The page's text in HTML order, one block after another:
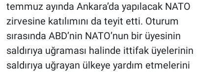
temmuz ayında Ankara’da yapılacak NATO
zirvesine katılımını da teyit etti. Oturum
sırasında ABD’nin NATO’nun bir üyesinin
saldırıya uğraması halinde ittifak üyelerinin
saldırıya uğrayan ülkeye yardım etmelerini